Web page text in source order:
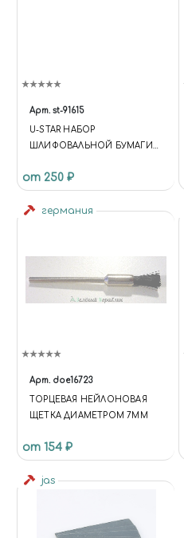
Арт. st-91615
U-STAR НАБОР
ШЛИФОВАЛЬНОЙ БУМАГИ
от 250 ₽
германия
Арт. doe16723
ТОРЦЕВАЯ НЕЙЛОНОВАЯ
ЩЕТКА ДИАМЕТРОМ 7ММ
от 154 ₽
jas